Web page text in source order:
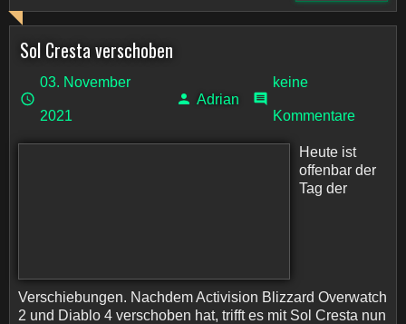
Sol Cresta verschoben
03. November
2021
Adrian
keine
Kommentare
Heute ist
offenbar der
Tag der
Verschiebungen. Nachdem Activision Blizzard Overwatch
2 und Diablo 4 verschoben hat, trifft es mit Sol Cresta nun